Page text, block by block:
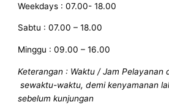
Weekdays : 07.00- 18.00
Sabtu : 07.00 – 18.00
Minggu : 09.00 – 16.00
Keterangan : Waktu / Jam Pelayanan
sewaktu-waktu, demi kenyamanan
sebelum kunjungan